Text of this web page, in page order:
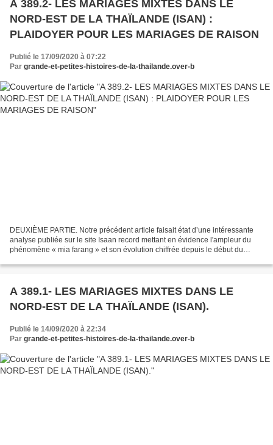
A 389.2- LES MARIAGES MIXTES DANS LE
NORD-EST DE LA THAÏLANDE (ISAN) :
PLAIDOYER POUR LES MARIAGES DE RAISON
Publié le 17/09/2020 à 07:22
Par grande-et-petites-histoires-de-la-thailande.over-b
DEUXIÈME PARTIE. Notre précédent article faisait état d’une intéressante
analyse publiée sur le site Isaan record mettant en évidence l'ampleur du
phénomène « mia farang » et son évolution chiffrée depuis le début du
A 389.1- LES MARIAGES MIXTES DANS LE
NORD-EST DE LA THAÏLANDE (ISAN).
Publié le 14/09/2020 à 22:34
Par grande-et-petites-histoires-de-la-thailande.over-b